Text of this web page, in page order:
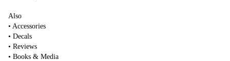
Also
• Accessories
• Decals
• Reviews
• Books & Media